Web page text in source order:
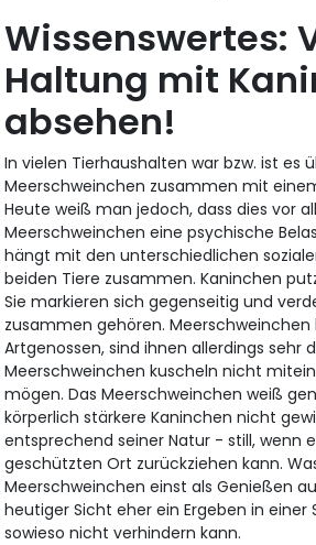
Wissenswertes:
Haltung mit
absehen!
In vielen Tierhaushalten war bzw. ist es
Meerschweinchen zusammen mit
Heute weiß man jedoch, dass dies vor
Meerschweinchen eine psychische
hängt mit den unterschiedlichen
beiden Tiere zusammen. Kaninchen
Sie markieren sich gegenseitig und
zusammen gehören.
Artgenossen, sind ihnen allerdings sehr
Meerschweinchen kuscheln nicht
mögen. Das Meerschweinchen weiß
körperlich stärkere Kaninchen nicht
entsprechend seiner Natur - still, wenn
geschützten Ort zurückziehen kann.
Meerschweinchen einst als Genießen
heutiger Sicht eher ein Ergeben in einer
sowieso nicht verhindern kann.